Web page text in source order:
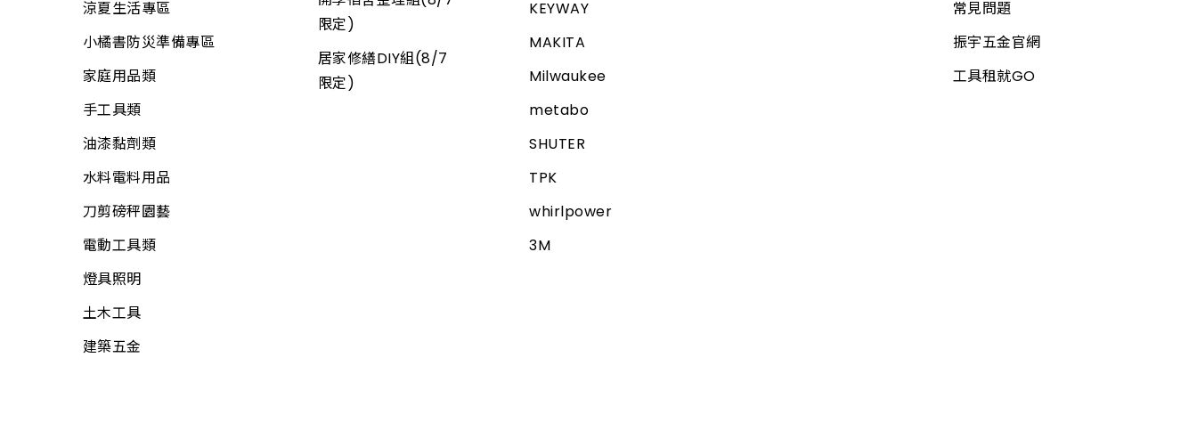
彎筋拉桿
畚箕
抹刀、推刀
補杯、漆刀
水泥、磁磚用具
鑿刀
各式木柄
電動工具附件
工具袋
S腰帶
高空安全帶
鉤類
螺絲
自功螺絲
壁虎(膨脹螺絲)
板模線材
線材
木材
板材
網材
水電角鋼
釘類
涼夏生活專區
小橘書防災準備專區
家庭用品類
手工具類
油漆黏劑類
水料電料用品
刀剪磅秤園藝
電動工具類
燈具照明
土木工具
建築五金
限定)
居家修繕DIY組(8/7
限定)
KEYWAY
MAKITA
Milwaukee
metabo
SHUTER
TPK
whirlpower
3M
常見問題
振宇五金官網
工具租就GO